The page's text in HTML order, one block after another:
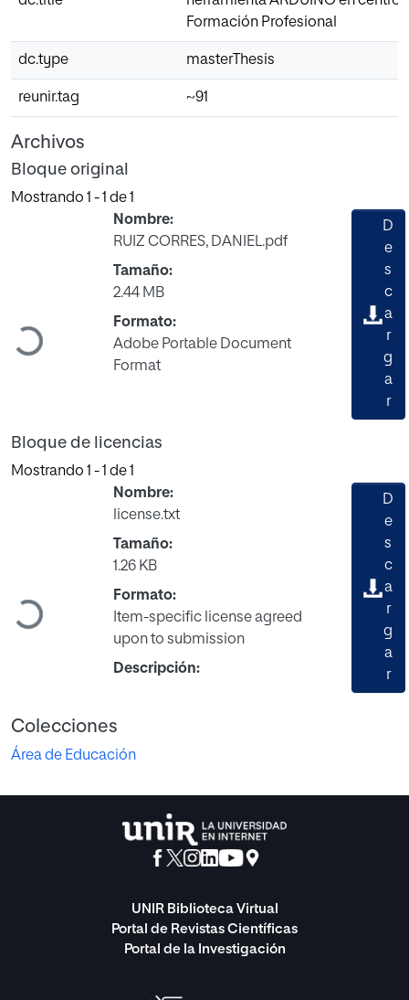
Formación Profesional
dc.type masterThesis
reunir.tag ~91
Archivos
Bloque original
Mostrando 1 - 1 de 1
Cargando...
Nombre:
RUIZ CORRES, DANIEL.pdf
Tamaño:
2.44 MB
Formato:
Adobe Portable Document
Format
D
e
s
c
a
r
g
a
r
Bloque de licencias
Mostrando 1 - 1 de 1
Cargando...
Nombre:
license.txt
Tamaño:
1.26 KB
Formato:
Item-specific license agreed
upon to submission
Descripción:
D
e
s
c
a
r
g
a
r
Colecciones
Área de Educación
UNIR Biblioteca Virtual
Portal de Revistas Científicas
Portal de la Investigación